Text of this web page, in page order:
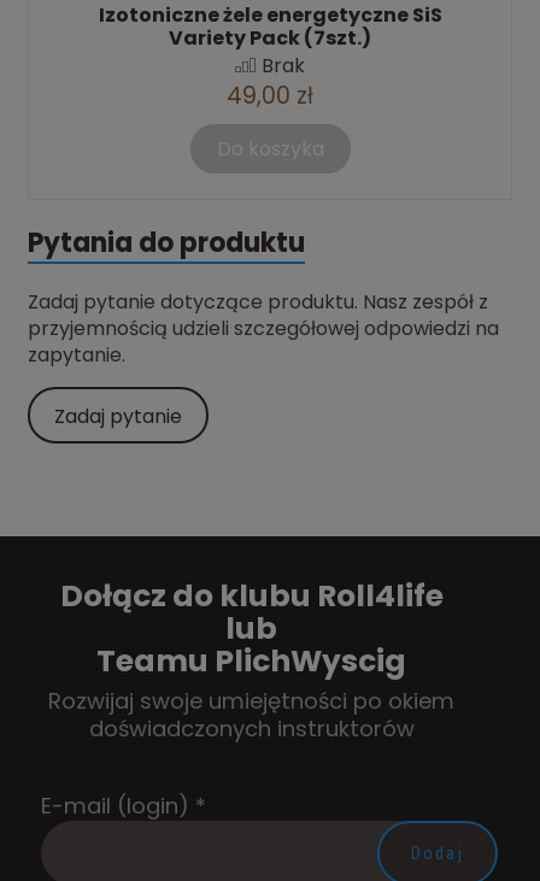
Izotoniczne żele energetyczne SiS
Variety Pack (7szt.)
Brak
49,00 zł
Do koszyka
Pytania do produktu
Zadaj pytanie dotyczące produktu. Nasz zespół z
przyjemnością udzieli szczegółowej odpowiedzi na
zapytanie.
Zadaj pytanie
Dołącz do klubu Roll4life
lub
Teamu PlichWyscig
Rozwijaj swoje umiejętności po okiem
doświadczonych instruktorów
E-mail (login) *